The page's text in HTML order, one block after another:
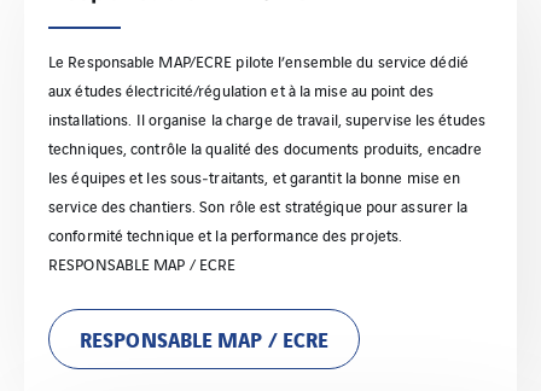
Le Responsable MAP/ECRE pilote l’ensemble du service dédié
aux études électricité/régulation et à la mise au point des
installations. Il organise la charge de travail, supervise les études
techniques, contrôle la qualité des documents produits, encadre
les équipes et les sous‑traitants, et garantit la bonne mise en
service des chantiers. Son rôle est stratégique pour assurer la
conformité technique et la performance des projets.
RESPONSABLE MAP / ECRE
RESPONSABLE MAP / ECRE